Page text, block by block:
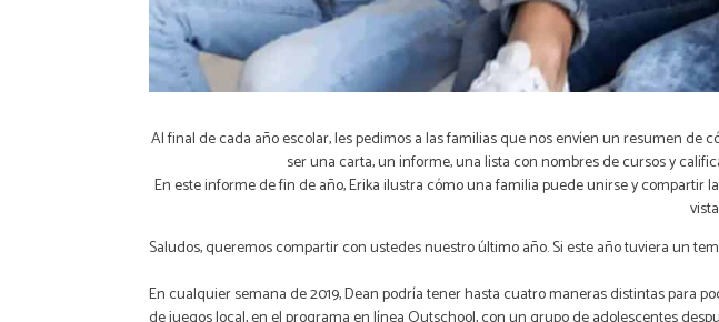
Al final de cada año escolar, les pedimos a las familias que nos envíen un resumen
ser una carta, un informe, una lista con nombres de cursos y
En este informe de fin de año, Erika ilustra cómo una familia puede unirse y compartir
Saludos, queremos compartir con ustedes nuestro último año. Si este año tuviera un
En cualquier semana de 2019, Dean podría tener hasta cuatro maneras distintas para